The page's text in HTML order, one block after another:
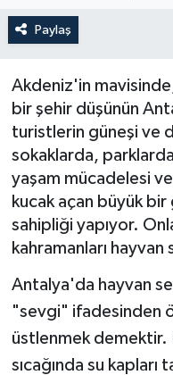
Paylaş
Akdeniz'in
bir şehir düşünün
turistlerin güneşi ve
sokaklarda,
yaşam mücadelesi
kucak açan büyük
sahipliği yapıyor.
kahramanları hayvan
Antalya'da hayvan
"sevgi" ifadesinden
üstlenmek demektir.
sıcağında su kapları
Sağlık & Yaşam
Siyaset
Spor